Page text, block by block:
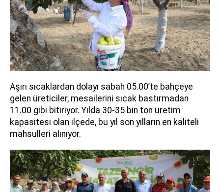
Aşırı sıcaklardan dolayı sabah 05.00’te bahçeye
gelen üreticiler, mesailerini sıcak bastırmadan
11.00 gibi bitiriyor. Yılda 30-35 bin ton üretim
kapasitesi olan ilçede, bu yıl son yılların en kaliteli
mahsulleri alınıyor.